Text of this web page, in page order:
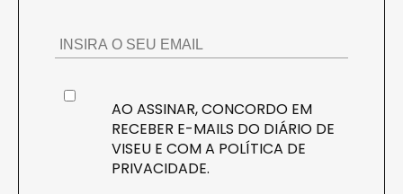
AO ASSINAR, CONCORDO EM
RECEBER E-MAILS DO DIÁRIO DE
VISEU E COM A POLÍTICA DE
PRIVACIDADE.